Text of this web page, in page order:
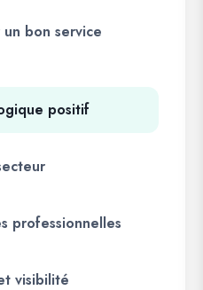
bon service
positif
professionnelles
visibilité